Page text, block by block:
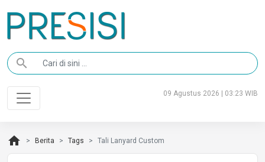
search
09 Agustus 2026 | 03:23 WIB
home Berita Tags Tali Lanyard Custom